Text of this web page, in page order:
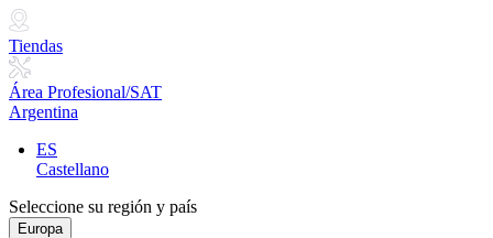
Tiendas
Área Profesional/SAT
Argentina
ES
Castellano
Seleccione su región y país
Europa